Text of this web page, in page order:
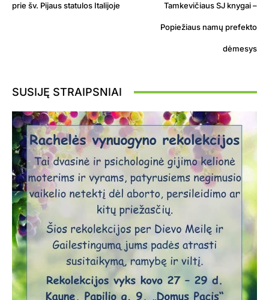
prie šv. Pijaus statulos Italijoje Tamkevičiaus SJ knygai –
Popiežiaus namų prefekto
dėmesys
SUSIJĘ STRAIPSNIAI